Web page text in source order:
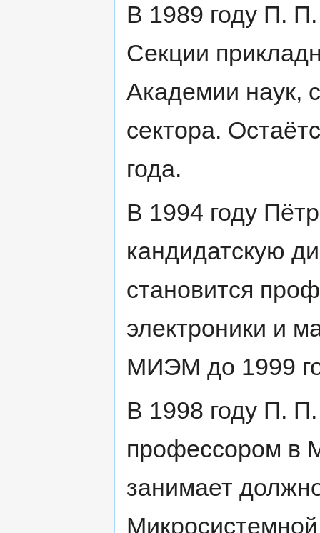
В 1989 году П.
Секции
Академии наук,
сектора.
года.
В 1994 году
кандидатскую
становится
электроники и
МИЭМ до 1999
В 1998 году П.
профессором в
занимает